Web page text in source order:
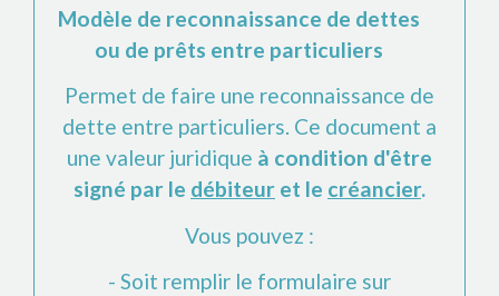
Modèle de reconnaissance de dettes
ou de prêts entre particuliers
Permet de faire une reconnaissance de
dette entre particuliers. Ce document a
une valeur juridique à condition d'être
signé par le débiteur et le créancier.
Vous pouvez :
- Soit remplir le formulaire sur